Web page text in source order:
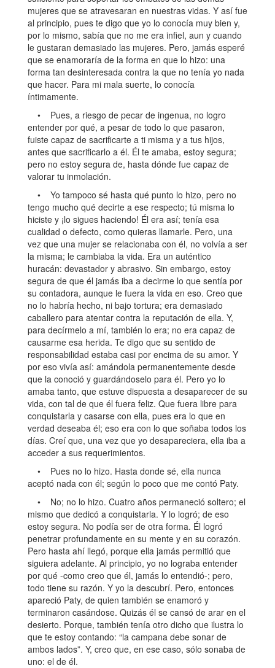
mujeres que se atravesaran en nuestras vidas. Y así fue
al principio, pues te digo que yo lo conocía muy bien y,
por lo mismo, sabía que no me era infiel, aun y cuando
le gustaran demasiado las mujeres. Pero, jamás esperé
que se enamoraría de la forma en que lo hizo: una
forma tan desinteresada contra la que no tenía yo nada
que hacer. Para mi mala suerte, lo conocía
íntimamente.
• Pues, a riesgo de pecar de ingenua, no logro
entender por qué, a pesar de todo lo que pasaron,
fuiste capaz de sacrificarte a ti misma y a tus hijos,
antes que sacrificarlo a él. Él te amaba, estoy segura;
pero no estoy segura de, hasta dónde fue capaz de
valorar tu inmolación.
• Yo tampoco sé hasta qué punto lo hizo, pero no
tengo mucho qué decirte a ese respecto; tú misma lo
hiciste y ¡lo sigues haciendo! Él era así; tenía esa
cualidad o defecto, como quieras llamarle. Pero, una
vez que una mujer se relacionaba con él, no volvía a ser
la misma; le cambiaba la vida. Era un auténtico
huracán: devastador y abrasivo. Sin embargo, estoy
segura de que él jamás iba a decirme lo que sentía por
su contadora, aunque le fuera la vida en eso. Creo que
no lo habría hecho, ni bajo tortura; era demasiado
caballero para atentar contra la reputación de ella. Y,
para decírmelo a mí, también lo era; no era capaz de
causarme esa herida. Te digo que su sentido de
responsabilidad estaba casi por encima de su amor. Y
por eso vivía así: amándola permanentemente desde
que la conoció y guardándoselo para él. Pero yo lo
amaba tanto, que estuve dispuesta a desaparecer de su
vida, con tal de que él fuera feliz. Que fuera libre para
conquistarla y casarse con ella, pues era lo que en
verdad deseaba él; eso era con lo que soñaba todos los
días. Creí que, una vez que yo desapareciera, ella iba a
acceder a sus requerimientos.
• Pues no lo hizo. Hasta donde sé, ella nunca
aceptó nada con él; según lo poco que me contó Paty.
• No; no lo hizo. Cuatro años permaneció soltero; el
mismo que dedicó a conquistarla. Y lo logró; de eso
estoy segura. No podía ser de otra forma. Él logró
penetrar profundamente en su mente y en su corazón.
Pero hasta ahí llegó, porque ella jamás permitió que
siguiera adelante. Al principio, yo no lograba entender
por qué -como creo que él, jamás lo entendió-; pero,
todo tiene su razón. Y yo la descubrí. Pero, entonces
apareció Paty, de quien también se enamoró y
terminaron casándose. Quizás él se cansó de arar en el
desierto. Porque, también tenía otro dicho que ilustra lo
que te estoy contando: “la campana debe sonar de
ambos lados”. Y, creo que, en ese caso, sólo sonaba de
uno: el de él.